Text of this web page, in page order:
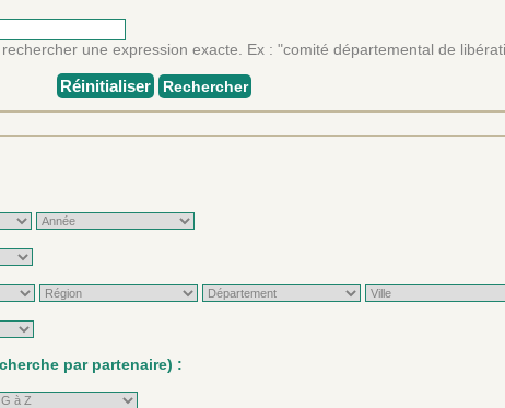
une expression exacte. Ex : "comité départemental de
Réinitialiser Rechercher
par partenaire) :